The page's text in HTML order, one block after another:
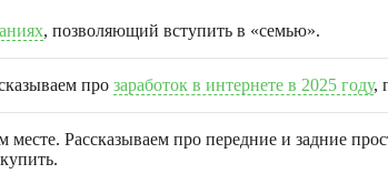
, позволяющий вступить в «семью».
про заработок в интернете в 2025 году,
месте. Рассказываем про передние и задние